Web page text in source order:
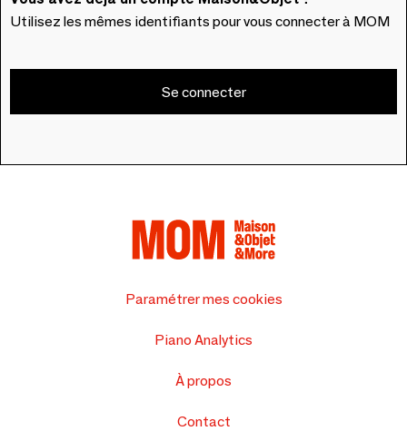
Utilisez les mêmes identifiants pour vous connecter à MOM
Se connecter
Paramétrer mes cookies
Piano Analytics
À propos
Contact